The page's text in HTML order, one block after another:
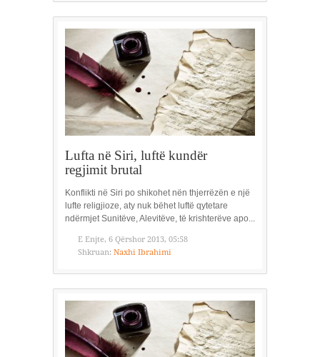
Lufta në Siri, luftë kundër
regjimit brutal
Konflikti në Siri po shikohet nën thjerrëzën e një
lufte religjioze, aty nuk bëhet luftë qytetare
ndërmjet Sunitëve, Alevitëve, të krishterëve apo...
E Enjte, 6 Qërshor 2013, 05:58
Shkruan: Naxhi Ibrahimi